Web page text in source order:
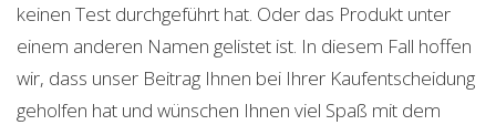
keinen Test durchgeführt hat. Oder das Produkt unter
einem anderen Namen gelistet ist. In diesem Fall hoffen
wir, dass unser Beitrag Ihnen bei Ihrer Kaufentscheidung
geholfen hat und wünschen Ihnen viel Spaß mit dem